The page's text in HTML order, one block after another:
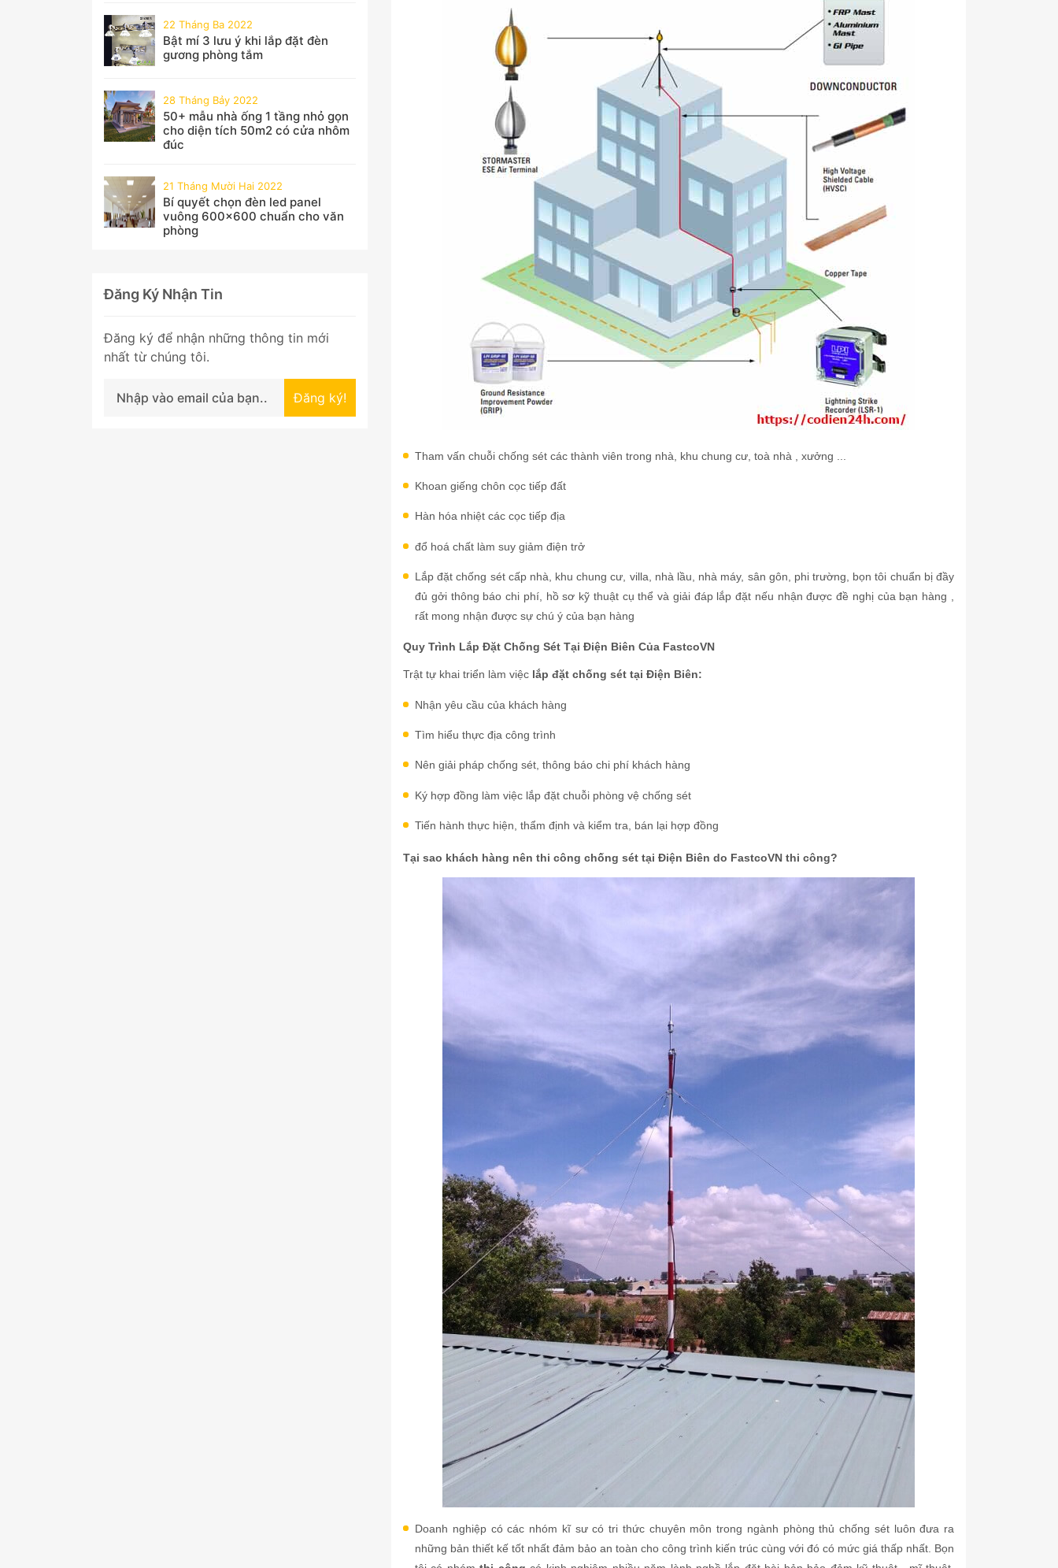
22 Tháng Ba 2022
Bật mí 3 lưu ý khi lắp đặt đèn
gương phòng tắm
28 Tháng Bảy 2022
50+ mẫu nhà ống 1 tầng nhỏ gọn
cho diện tích 50m2 có cửa nhôm
đúc
21 Tháng Mười Hai 2022
Bí quyết chọn đèn led panel
vuông 600x600 chuẩn cho văn
phòng
Đăng Ký Nhận Tin
Đăng ký để nhận những thông tin mới
nhất từ chúng tôi.
Đăng ký!
Tham vấn chuỗi chống sét các thành viên trong nhà, khu chung cư, toà nhà , xưởng ...
Khoan giếng chôn cọc tiếp đất
Hàn hóa nhiệt các cọc tiếp địa
đổ hoá chất làm suy giảm điện trở
Lắp đặt chống sét cấp nhà, khu chung cư, villa, nhà lầu, nhà máy, sân gôn, phi trường, bọn tôi chuẩn bị đầy
đủ gởi thông báo chi phí, hồ sơ kỹ thuật cụ thể và giải đáp lắp đặt nếu nhận được đề nghị của bạn hàng ,
rất mong nhận được sự chú ý của bạn hàng
Quy Trình Lắp Đặt Chống Sét Tại Điện Biên Của FastcoVN
Trật tự khai triển làm việc lắp đặt chống sét tại Điện Biên:
Nhận yêu cầu của khách hàng
Tìm hiểu thực địa công trình
Nên giải pháp chống sét, thông báo chi phí khách hàng
Ký hợp đồng làm việc lắp đặt chuỗi phòng vệ chống sét
Tiến hành thực hiện, thẩm định và kiểm tra, bán lại hợp đồng
Tại sao khách hàng nên thi công chống sét tại Điện Biên do FastcoVN thi công?
Doanh nghiệp có các nhóm kĩ sư có tri thức chuyên môn trong ngành phòng thủ chống sét luôn đưa ra
những bản thiết kế tốt nhất đảm bảo an toàn cho công trình kiến trúc cùng với đó có mức giá thấp nhất. Bọn